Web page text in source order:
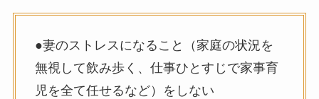
●妻のストレスになること（家庭の状況を
無視して飲み歩く、仕事ひとすじで家事育
児を全て任せるなど）をしない